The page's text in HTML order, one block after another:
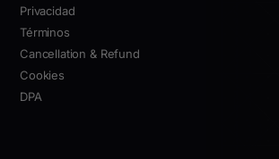
Privacidad
Términos
Cancellation & Refund
Cookies
DPA